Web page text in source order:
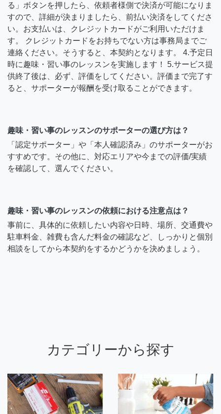
る」ボタンを押したら、依頼者様側で決済が可能になりま
すので、詳細が決まりましたら、前払い決済をしてくださ
い。お支払いは、クレジットカードがご利用いただけま
す。 クレジットカードをお持ちでない方は事務局までご
連絡ください。そうすると、本契約となります。 4.予定日
時に趣味・習い事のレッスンを実施します！ 5.サービス提
供終了後は、必ず、評価をしてください。評価まで完了す
ると、サポーターが報酬を受け取ることができます。
趣味・習い事のレッスンのサポーターの選び方は？
「認定サポーター」や「本人確認済み」のサポーターがお
すすめです。その他に、対応エリアや今までの評価/実績
を確認して、選んでください。
趣味・習い事のレッスンの依頼における注意点は？
事前に、具体的に依頼したい内容や日時、場所、交通費や
駐車料金、雑費も含んだ料金の確認など、しっかりと個別
相談をしてから本契約をするかどうかを決めましょう。
カテゴリーから探す